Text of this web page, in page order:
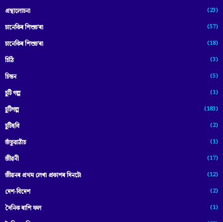
গ্ৰন্থালোচনা (23)
চানেকিৰ শিশুচ'ৰা (57)
চানেকিৰ শিশুচ’ৰা (18)
চিঠি (3)
চিন্তন (5)
চুটি গল্প (1)
চুটিগল্প (183)
চুটিছবি (2)
জঁতুৱাঠাঁচ (1)
জীৱনী (17)
জীৱনৰ প্ৰথম লেখা প্ৰকাশৰ দিনটো (12)
দেশ-বিদেশ (2)
দৈনিক ৰাশি ফল (1)